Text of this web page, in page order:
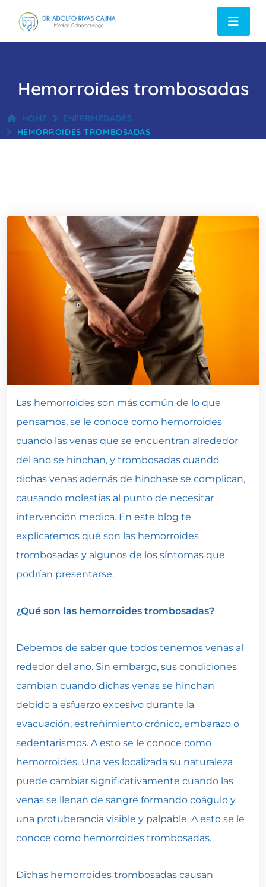
Hemorroides trombosadas
HOME
ENFERMEDADES
HEMORROIDES TROMBOSADAS
Las hemorroides son más común de lo que
pensamos, se le conoce como hemorroides
cuando las venas que se encuentran alrededor
del ano se hinchan, y trombosadas cuando
dichas venas además de hinchase se complican,
causando molestias al punto de necesitar
intervención medica. En este blog te
explicaremos qué son las hemorroides
trombosadas y algunos de los síntomas que
podrían presentarse.
¿Qué son las hemorroides trombosadas?
Debemos de saber que todos tenemos venas al
rededor del ano. Sin embargo, sus condiciones
cambian cuando dichas venas se hinchan
debido a esfuerzo excesivo durante la
evacuación, estreñimiento crónico, embarazo o
sedentarismos. A esto se le conoce como
hemorroides. Una ves localizada su naturaleza
puede cambiar significativamente cuando las
venas se llenan de sangre formando coágulo y
una protuberancia visible y palpable. A esto se le
conoce como hemorroides trombosadas.
Dichas hemorroides trombosadas causan